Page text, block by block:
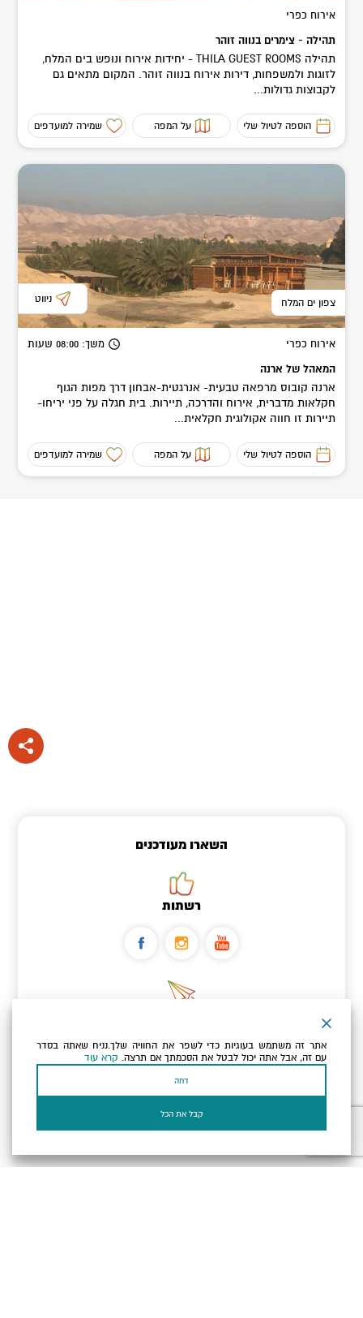
אירוח כפרי
תהילה - צימרים בנווה זוהר
תהילה THILA GUEST ROOMS - יחידות אירוח ונופש בים המלח,
לזוגות ולמשפחות, דירות אירוח בנווה זוהר. המקום מתאים גם
לקבוצות גדולות...
הוספה לטיול שלי על המפה שמירה למועדפים
צפון ים המלח ניווט
אירוח כפרי משך: 08:00 שעות
המאהל של ארנה
ארנה קובוס מרפאה טבעית- אנרגטית-אבחון דרך מפות הגוף
חקלאות מדברית, אירוח והדרכה, תיירות. בית חגלה על פני יריחו-
תיירות זו חווה אקולוגית חקלאית...
הוספה לטיול שלי על המפה שמירה למועדפים
השארו מעודכנים
רשתות
כתובת הדוא"ל שלך
אני מאשר/ת שקראתי ומסכים/הלמדיניות הפרטיות ולמדיניות
אתר זה משתמש בעוגיות כדי לשפר את החוויה שלך.נניח שאתה בסדר
עם זה, אבל אתה יכול לבטל את הסכמתך אם תרצה. קרא עוד
דחה
קבל את הכל